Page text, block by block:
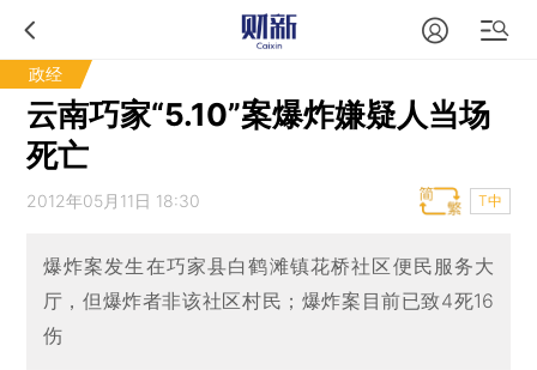
政经
云南巧家“5.10”案爆炸嫌疑人当场
死亡
2012年05月11日 18:30 T中
爆炸案发生在巧家县白鹤滩镇花桥社区便民服务大
厅，但爆炸者非该社区村民；爆炸案目前已致4死16
伤